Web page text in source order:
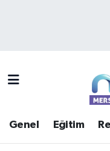
Genel Eğitim
Mersin Trafik
Süper Lig Puan